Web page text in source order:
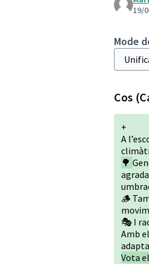
19/
Mode
Cos
+
A
🌳
🪵
🎭 I
Amb
Vota